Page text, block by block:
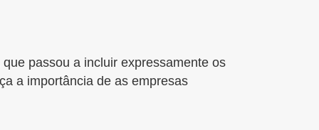
passou a incluir expressamente os
a importância de as empresas